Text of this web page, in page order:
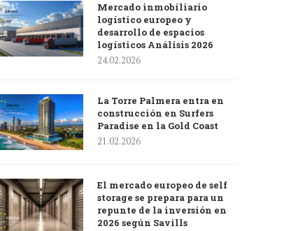
Mercado inmobiliario
logístico europeo y
desarrollo de espacios
logísticos Análisis 2026
24.02.2026
La Torre Palmera entra en
construcción en Surfers
Paradise en la Gold Coast
21.02.2026
El mercado europeo de self
storage se prepara para un
repunte de la inversión en
2026 según Savills